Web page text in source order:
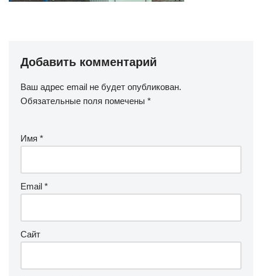
Добавить комментарий
Ваш адрес email не будет опубликован.
Обязательные поля помечены *
Имя *
Email *
Сайт